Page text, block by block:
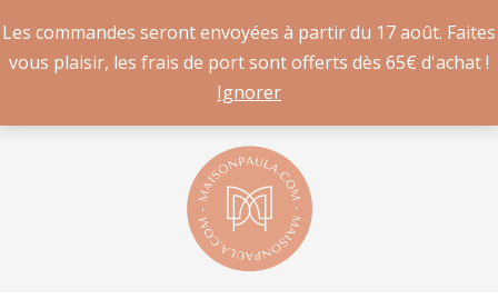
Les commandes seront envoyées à partir du 17 août. Faites
vous plaisir, les frais de port sont offerts dès 65€ d'achat !
Ignorer